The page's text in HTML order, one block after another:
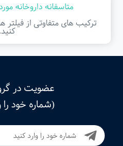
متاسفانه داروخانه
ترکیب های متفاوتی از فیلتر
کنید.
عضویت در
(شماره خود را